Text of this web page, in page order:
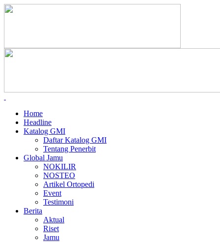
Home
Headline
Katalog GMI
Daftar Katalog GMI
Tentang Penerbit
Global Jamu
NOKILIR
NOSTEO
Artikel Ortopedi
Event
Testimoni
Berita
Aktual
Riset
Jamu